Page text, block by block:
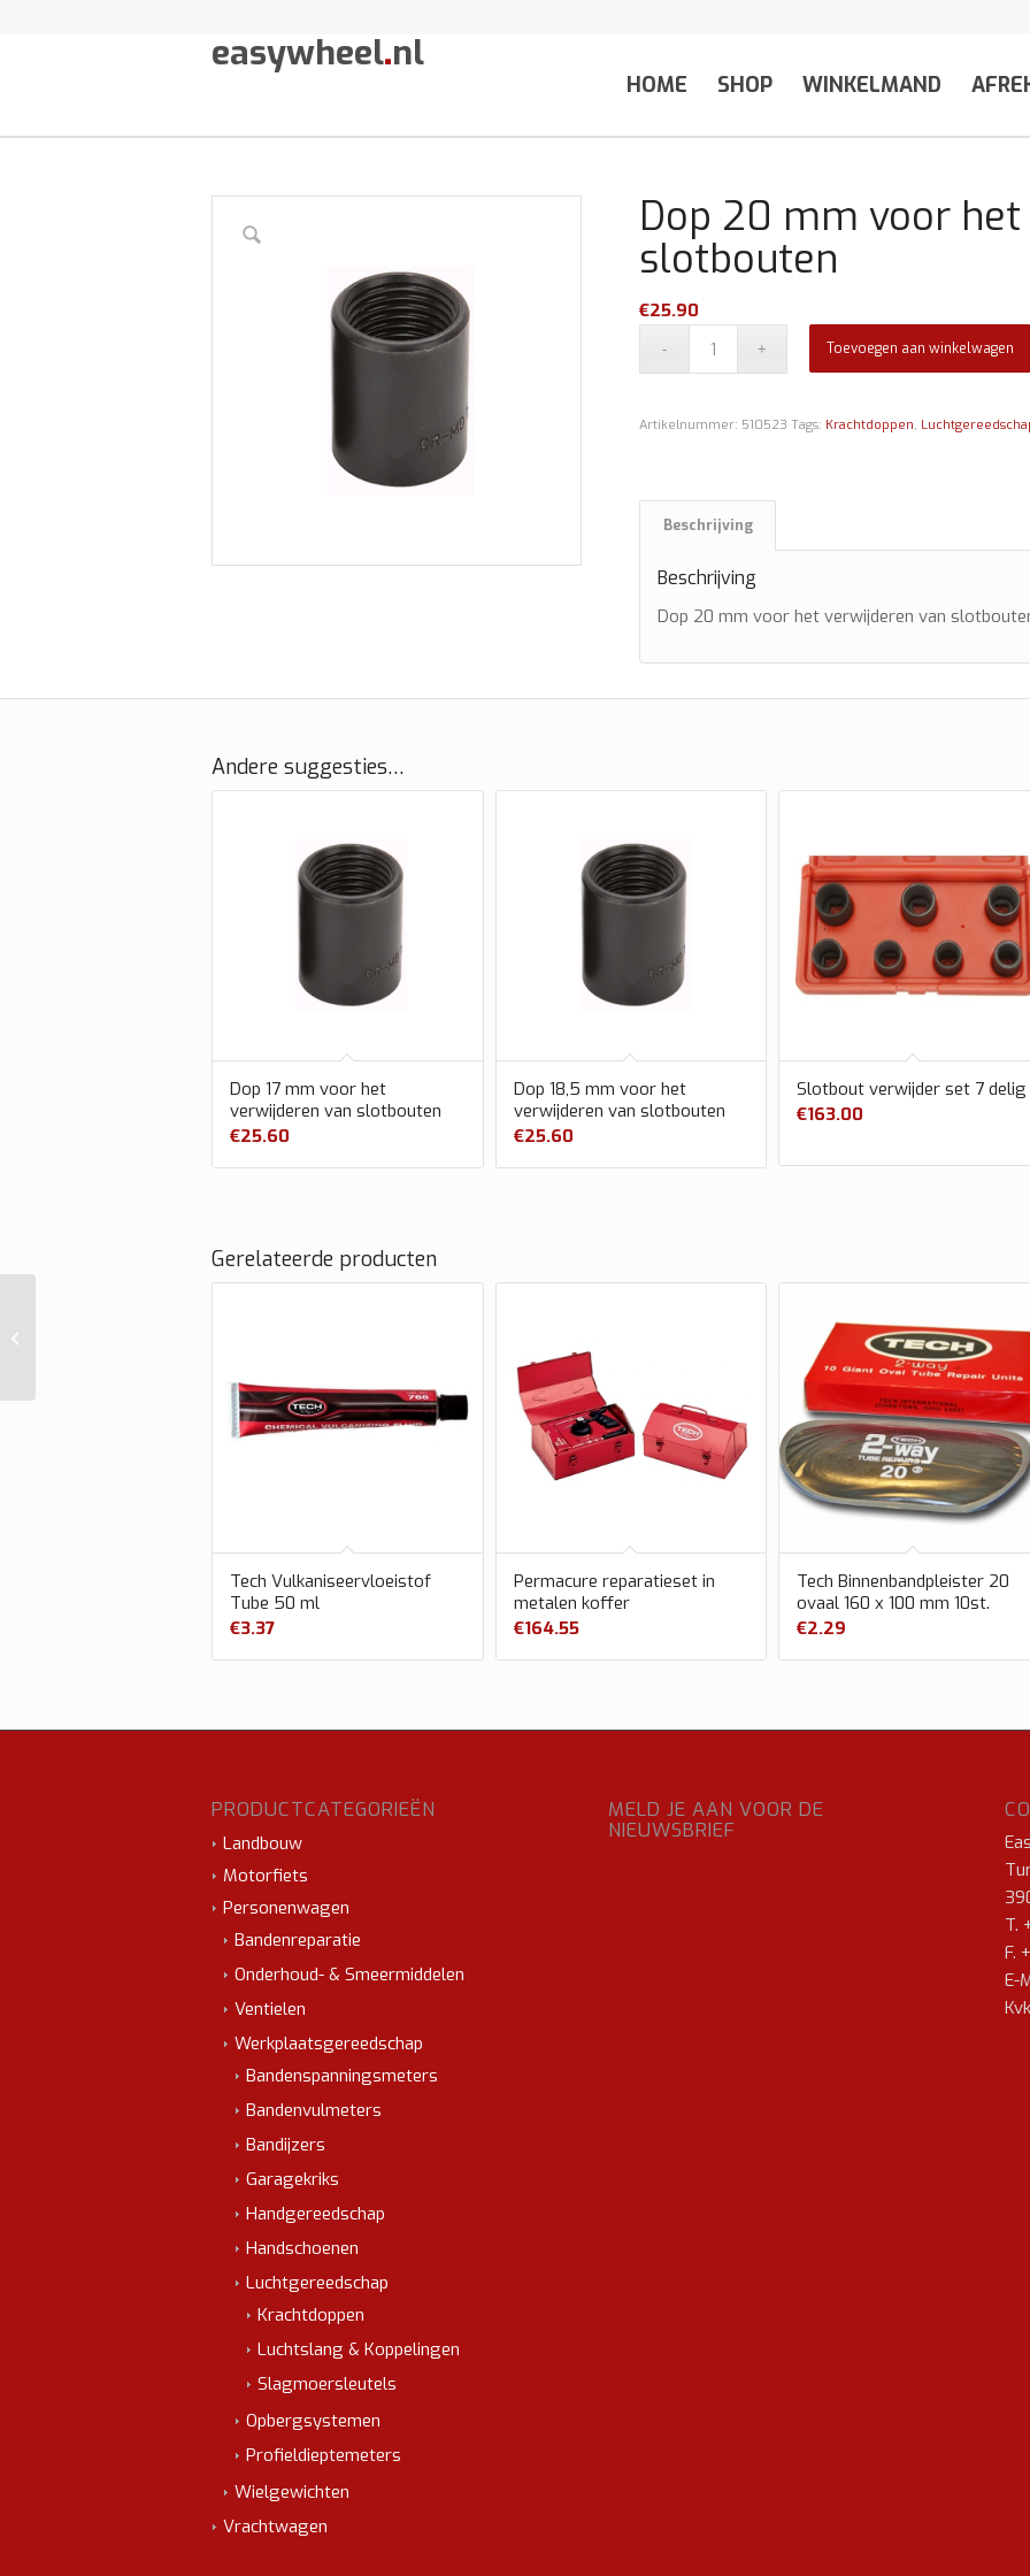
easywheel.nl
HOME SHOP WINKELMAND
Dop 20 mm voor
slotbouten
€25.90
Toevoegen aan winkelwagen
Artikelnummer: 510523 Tags: Krachtdoppen,
Beschrijving
Beschrijving
Dop 20 mm voor het verwijderen van
Andere suggesties…
Dop 17 mm voor het
verwijderen van slotbouten
€25.60
Dop 18,5 mm voor het
verwijderen van slotbouten
€25.60
Slotbout verwijder set 7 delig
€163.00
Gerelateerde producten
Tech Vulkaniseervloeistof
Tube 50 ml
€3.37
Permacure reparatieset in
metalen koffer
€164.55
Tech Binnenbandpleister 20
ovaal 160 x 100 mm 10st.
€2.29
PRODUCTCATEGORIEËN
Landbouw
Motorfiets
Personenwagen
Bandenreparatie
Onderhoud- & Smeermiddelen
Ventielen
Werkplaatsgereedschap
Bandenspanningsmeters
Bandenvulmeters
Bandijzers
Garagekriks
Handgereedschap
Handschoenen
Luchtgereedschap
Krachtdoppen
Luchtslang & Koppelingen
Slagmoersleutels
Opbergsystemen
Profieldieptemeters
Wielgewichten
Vrachtwagen
MELD JE AAN VOOR DE
NIEUWSBRIEF
T.
F.
E-